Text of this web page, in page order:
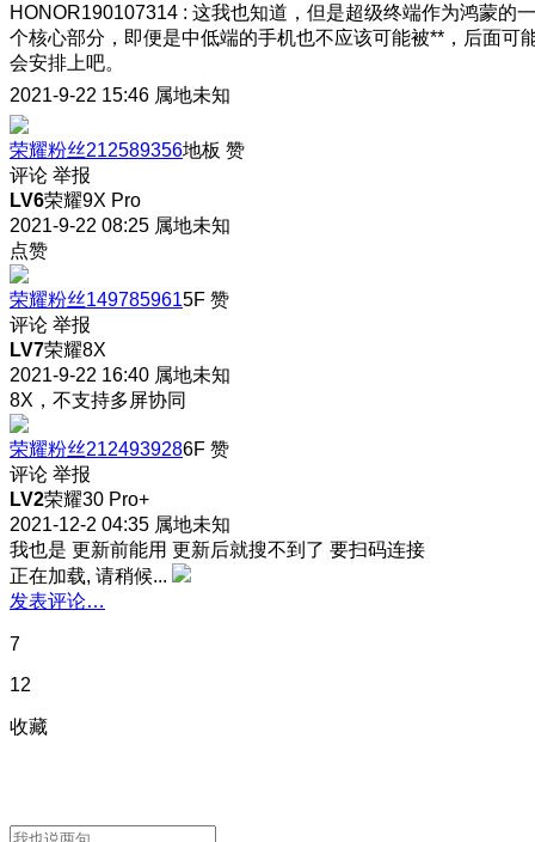
HONOR190107314 : 这我也知道，但是超级终端作为鸿蒙的一
个核心部分，即便是中低端的手机也不应该可能被**，后面可
会安排上吧。
2021-9-22 15:46 属地未知
荣耀粉丝212589356地板 赞
评论 举报
LV6荣耀9X Pro
2021-9-22 08:25 属地未知
点赞
荣耀粉丝1497859615F 赞
评论 举报
LV7荣耀8X
2021-9-22 16:40 属地未知
8X，不支持多屏协同
荣耀粉丝2124939286F 赞
评论 举报
LV2荣耀30 Pro+
2021-12-2 04:35 属地未知
我也是 更新前能用 更新后就搜不到了 要扫码连接
正在加载, 请稍候...
发表评论…
7
12
收藏